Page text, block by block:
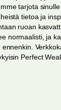
tarjota
tietoa ja
ruoan
normaalisti, ja
Perfect